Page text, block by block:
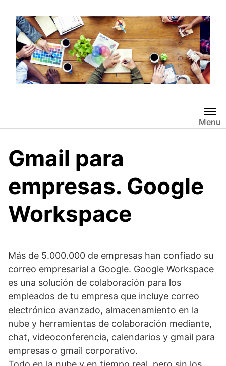
contenido
Menu
Gmail para
empresas. Google
Workspace
Más de 5.000.000 de empresas han confiado su
correo empresarial a Google. Google Workspace
es una solución de colaboración para los
empleados de tu empresa que incluye correo
electrónico avanzado, almacenamiento en la
nube y herramientas de colaboración mediante,
chat, videoconferencia, calendarios y gmail para
empresas o gmail corporativo.